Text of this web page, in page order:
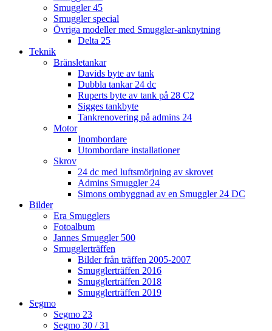
Smuggler 45
Smuggler special
Övriga modeller med Smuggler-anknytning
Delta 25
Teknik
Bränsletankar
Davids byte av tank
Dubbla tankar 24 dc
Ruperts byte av tank på 28 C2
Sigges tankbyte
Tankrenovering på admins 24
Motor
Inombordare
Utombordare installationer
Skrov
24 dc med luftsmörjning av skrovet
Admins Smuggler 24
Simons ombyggnad av en Smuggler 24 DC
Bilder
Era Smugglers
Fotoalbum
Jannes Smuggler 500
Smugglerträffen
Bilder från träffen 2005-2007
Smugglerträffen 2016
Smugglerträffen 2018
Smugglerträffen 2019
Segmo
Segmo 23
Segmo 30 / 31